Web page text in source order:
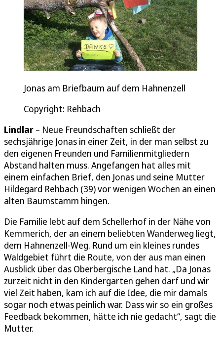
Jonas am Briefbaum auf dem Hahnenzell
Copyright: Rehbach
Lindlar – Neue Freundschaften schließt der
sechsjährige Jonas in einer Zeit, in der man selbst zu
den eigenen Freunden und Familienmitgliedern
Abstand halten muss. Angefangen hat alles mit
einem einfachen Brief, den Jonas und seine Mutter
Hildegard Rehbach (39) vor wenigen Wochen an einen
alten Baumstamm hingen.
Die Familie lebt auf dem Schellerhof in der Nähe von
Kemmerich, der an einem beliebten Wanderweg liegt,
dem Hahnenzell-Weg. Rund um ein kleines rundes
Waldgebiet führt die Route, von der aus man einen
Ausblick über das Oberbergische Land hat. „Da Jonas
zurzeit nicht in den Kindergarten gehen darf und wir
viel Zeit haben, kam ich auf die Idee, die mir damals
sogar noch etwas peinlich war. Dass wir so ein großes
Feedback bekommen, hätte ich nie gedacht“, sagt die
Mutter.